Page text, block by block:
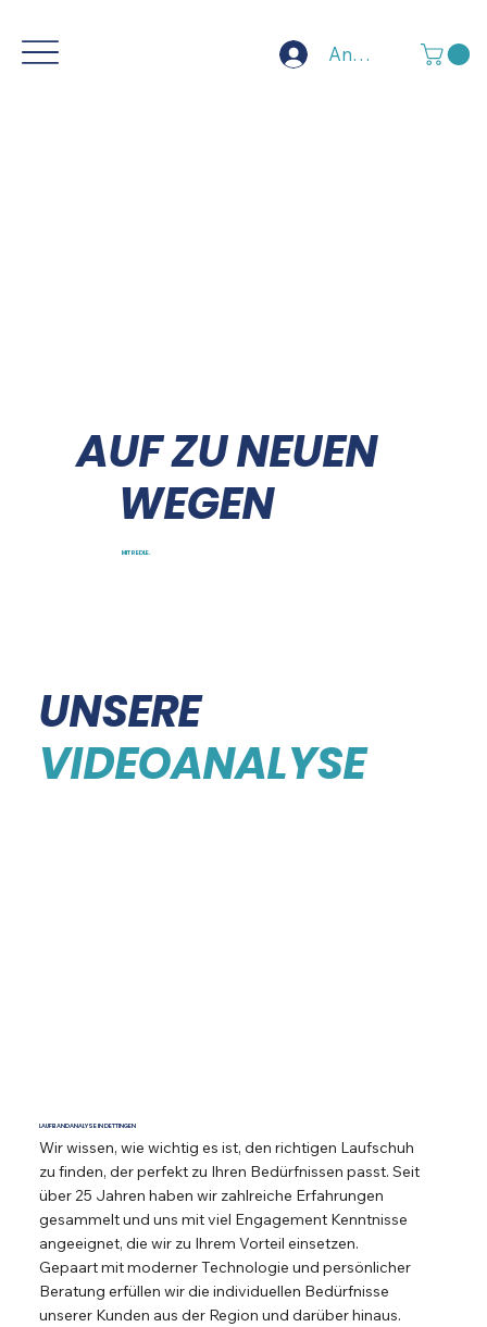
Anmelden
AUF ZU NEUEN
WEGEN
MIT REDLE.
LAUFBANDANALYSE IN DETTINGEN
Wir wissen, wie wichtig es ist, den richtigen Laufschuh
zu finden, der perfekt zu Ihren Bedürfnissen passt. Seit
über 25 Jahren haben wir zahlreiche Erfahrungen
gesammelt und uns mit viel Engagement Kenntnisse
angeeignet, die wir zu Ihrem Vorteil einsetzen.
Gepaart mit moderner Technologie und persönlicher
Beratung erfüllen wir die individuellen Bedürfnisse
unserer Kunden aus der Region und darüber hinaus.
UNSERE
VIDEOANALYSE